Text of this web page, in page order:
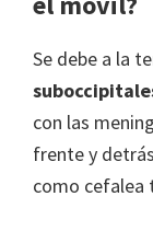
Se debe a la
con las
frente y
como cefalea